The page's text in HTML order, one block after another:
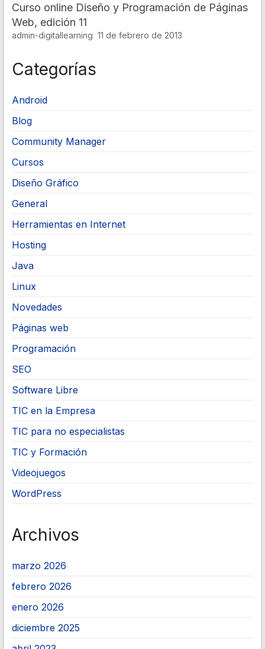
Curso online Diseño y Programación de Páginas
Web, edición 11
admin-digitallearning 11 de febrero de 2013
Categorías
Android
Blog
Community Manager
Cursos
Diseño Gráfico
General
Herramientas en Internet
Hosting
Java
Linux
Novedades
Páginas web
Programación
SEO
Software Libre
TIC en la Empresa
TIC para no especialistas
TIC y Formación
Videojuegos
WordPress
Archivos
marzo 2026
febrero 2026
enero 2026
diciembre 2025